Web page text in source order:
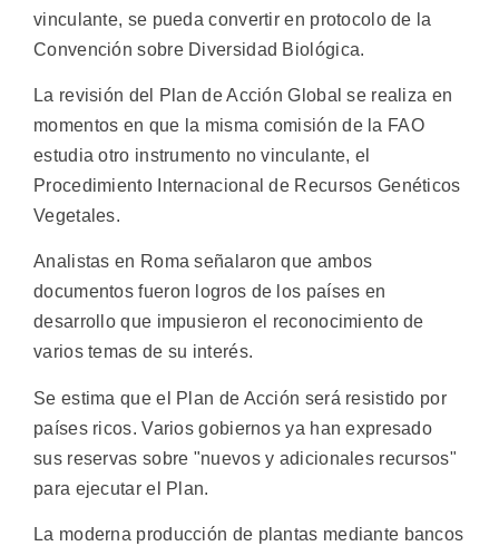
vinculante, se pueda convertir en protocolo de la
Convención sobre Diversidad Biológica.
La revisión del Plan de Acción Global se realiza en
momentos en que la misma comisión de la FAO
estudia otro instrumento no vinculante, el
Procedimiento Internacional de Recursos Genéticos
Vegetales.
Analistas en Roma señalaron que ambos
documentos fueron logros de los países en
desarrollo que impusieron el reconocimiento de
varios temas de su interés.
Se estima que el Plan de Acción será resistido por
países ricos. Varios gobiernos ya han expresado
sus reservas sobre "nuevos y adicionales recursos"
para ejecutar el Plan.
La moderna producción de plantas mediante bancos